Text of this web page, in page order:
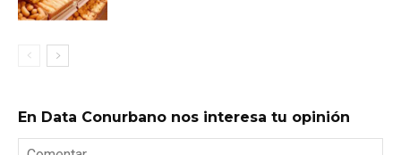
En Data Conurbano nos interesa tu opinión